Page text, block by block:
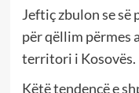
Jeftiç zbulon se së
për qëllim përmes
territori i Kosovës.
Këtë tendencë e